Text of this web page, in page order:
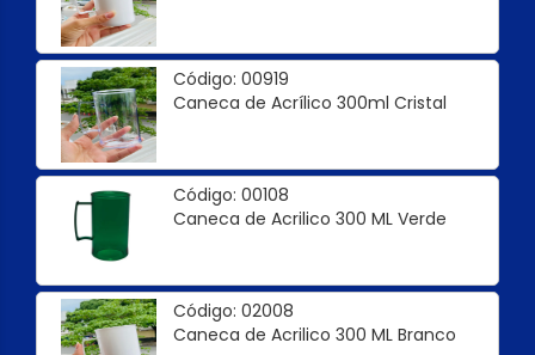
Código: 00919
Caneca de Acrílico 300ml Cristal
Código: 00108
Caneca de Acrilico 300 ML Verde
Código: 02008
Caneca de Acrilico 300 ML Branco